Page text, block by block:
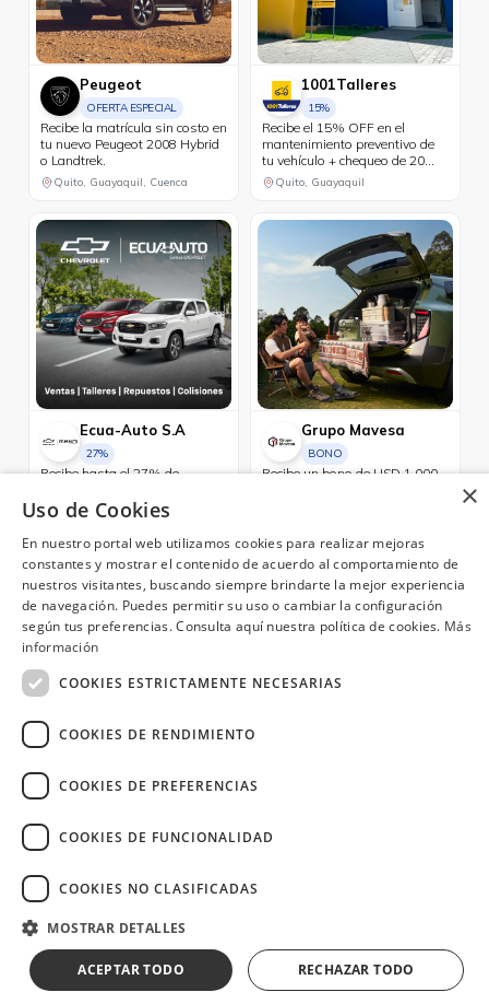
Peugeot
OFERTA ESPECIAL
Recibe la matrícula sin costo en
tu nuevo Peugeot 2008 Hybrid
o Landtrek.
Quito, Guayaquil, Cuenca
1001Talleres
15%
Recibe el 15% OFF en el
mantenimiento preventivo de
tu vehículo + chequeo de 20
puntos sin costo.
Quito, Guayaquil
Ecua-Auto S.A
27%
Recibe hasta el 27% de
repuestos originales Chevrolet
y hasta el 25% de descuento
en repuestos de
mantenimiento (filtros,
pastillas de freno, correas).
Recibe beneficios exclusivos en
talleres: • Cambio de aceite y
filtro desde USD 24.99 + IVA •
Alineación y balanceo a USD
19.99 + IVA • Combo frenos
USD 14.99 + IVA • Cambio de
plumas desde USD 12.99 +
Grupo Mavesa
BONO
Recibe un bono de USD 1,000
¿Necesitas ayuda? (02) 298 1300
Image
Derechos reservados.
×
Uso de Cookies
En nuestro portal web utilizamos cookies para realizar mejoras
constantes y mostrar el contenido de acuerdo al comportamiento de
nuestros visitantes, buscando siempre brindarte la mejor experiencia
de navegación. Puedes permitir su uso o cambiar la configuración
según tus preferencias. Consulta aquí nuestra política de cookies. Más
información
COOKIES ESTRICTAMENTE NECESARIAS
COOKIES DE RENDIMIENTO
COOKIES DE PREFERENCIAS
COOKIES DE FUNCIONALIDAD
COOKIES NO CLASIFICADAS
MOSTRAR DETALLES
ACEPTAR TODO RECHAZAR TODO